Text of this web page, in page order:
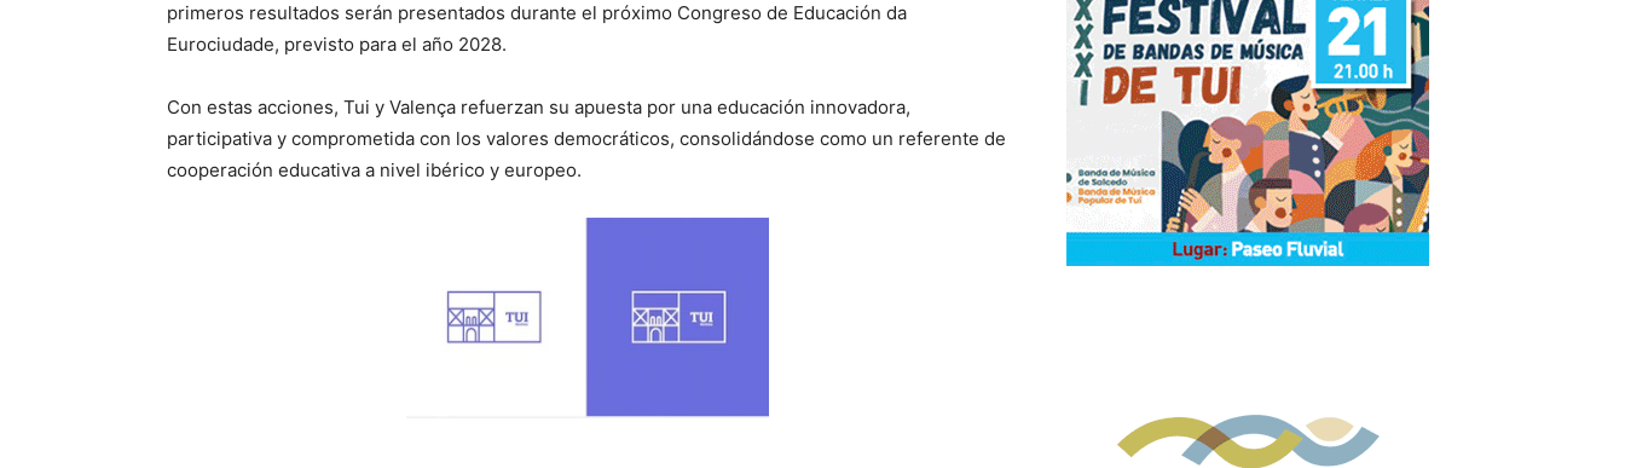
primeros resultados serán presentados durante el próximo Congreso de Educación da
Eurociudade, previsto para el año 2028.
Con estas acciones, Tui y Valença refuerzan su apuesta por una educación innovadora,
participativa y comprometida con los valores democráticos, consolidándose como un referente de
cooperación educativa a nivel ibérico y europeo.